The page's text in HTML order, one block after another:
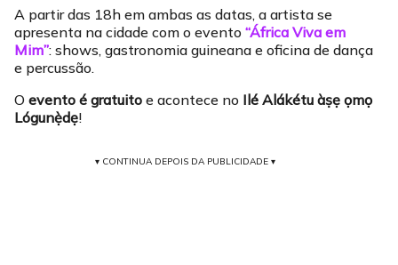
A partir das 18h em ambas as datas, a artista se
apresenta na cidade com o evento “África Viva em
Mim”: shows, gastronomia guineana e oficina de dança
e percussão.
O evento é gratuito e acontece no Ilé Alákétu àṣẹ ọmọ
Lógunẹ̀dẹ!
▾ CONTINUA DEPOIS DA PUBLICIDADE ▾